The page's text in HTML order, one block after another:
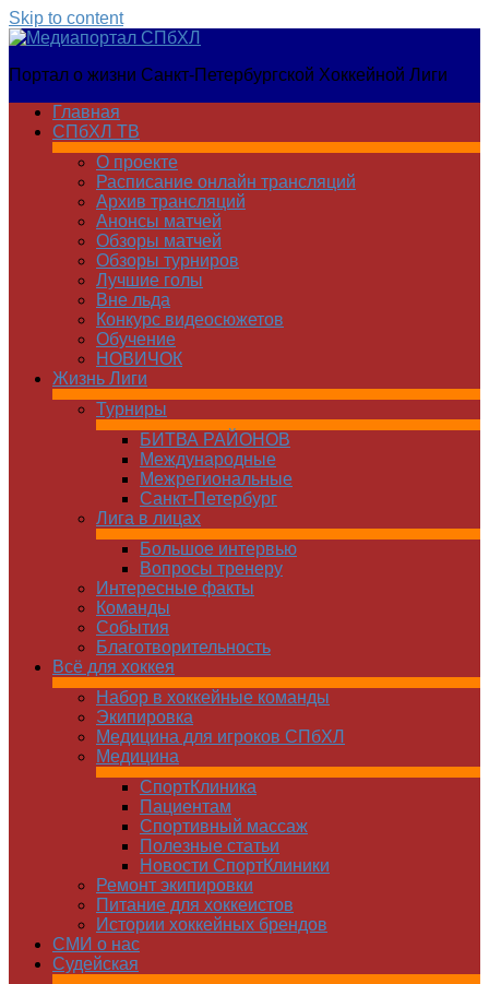
Skip to content
Медиапортал
Портал о жизни Санкт-Петербургской Хоккейной Лиги
Главная
СПбХЛ ТВ
О проекте
Расписание онлайн трансляций
Архив трансляций
Анонсы матчей
Обзоры матчей
Обзоры турниров
Лучшие голы
Вне льда
Конкурс видеосюжетов
Обучение
НОВИЧОК
Жизнь Лиги
Турниры
БИТВА РАЙОНОВ
Международные
Межрегиональные
Санкт-Петербург
Лига в лицах
Большое интервью
Вопросы тренеру
Интересные факты
Команды
Cобытия
Благотворительность
Всё для хоккея
Набор в хоккейные команды
Экипировка
Медицина для игроков СПбХЛ
Медицина
СпортКлиника
Пациентам
Спортивный массаж
Полезные статьи
Новости СпортКлиники
Ремонт экипировки
Питание для хоккеистов
Истории хоккейных брендов
СМИ о нас
Судейская